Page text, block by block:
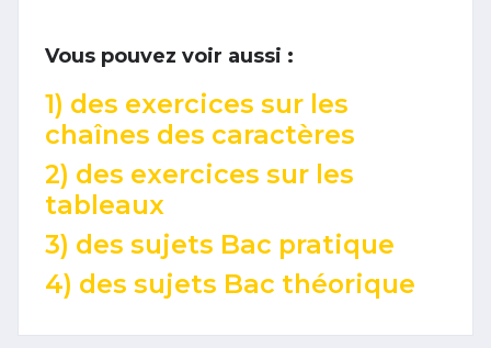
Vous pouvez voir aussi :
1) des exercices sur les
chaînes des caractères
2) des exercices sur les
tableaux
3) des sujets Bac pratique
4) des sujets Bac théorique